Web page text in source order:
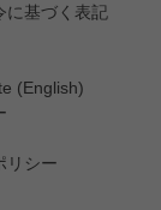
に基づく表記
(English)
リシー